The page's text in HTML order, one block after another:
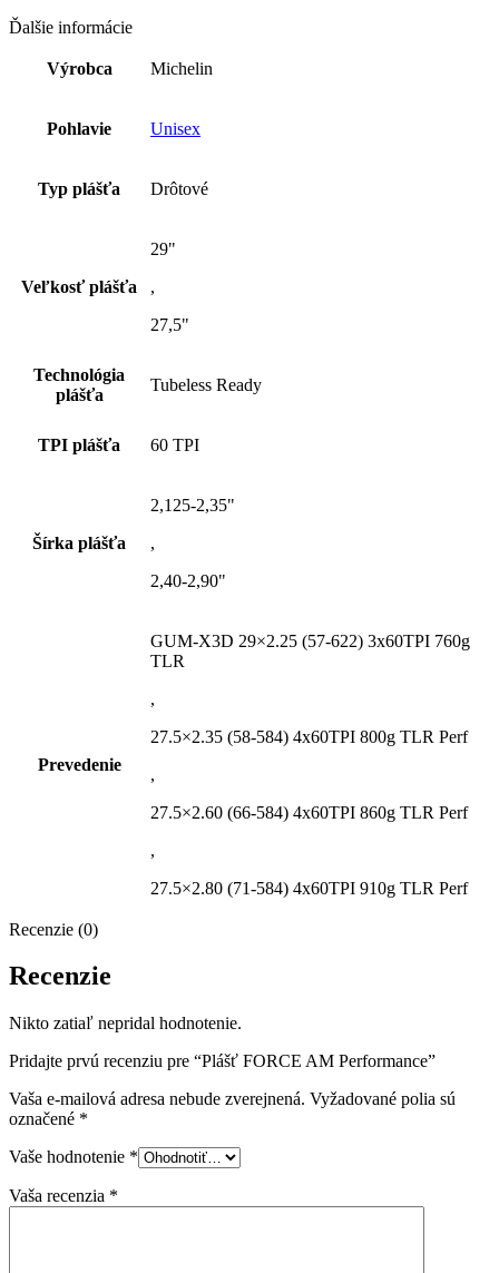
Ďalšie informácie
Výrobca Michelin
Pohlavie Unisex
Typ plášťa Drôtové
Veľkosť plášťa
29"
,
27,5"
Technológia
plášťa
Tubeless Ready
TPI plášťa 60 TPI
Šírka plášťa
2,125-2,35"
,
2,40-2,90"
Prevedenie
GUM-X3D 29×2.25 (57-622) 3x60TPI 760g
TLR
,
27.5×2.35 (58-584) 4x60TPI 800g TLR Perf
,
27.5×2.60 (66-584) 4x60TPI 860g TLR Perf
,
27.5×2.80 (71-584) 4x60TPI 910g TLR Perf
Recenzie (0)
Recenzie
Nikto zatiaľ nepridal hodnotenie.
Pridajte prvú recenziu pre “Plášť FORCE AM Performance”
Vaša e-mailová adresa nebude zverejnená. Vyžadované polia sú
označené *
Vaše hodnotenie *
Vaša recenzia *